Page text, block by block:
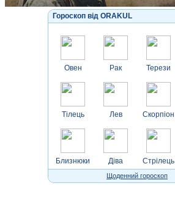
Гороскоп від ORAKUL
Овен
Тілець
Близнюки
Рак
Лев
Діва
Терези
Скорпіон
Стрілець
Щоденний гороскоп